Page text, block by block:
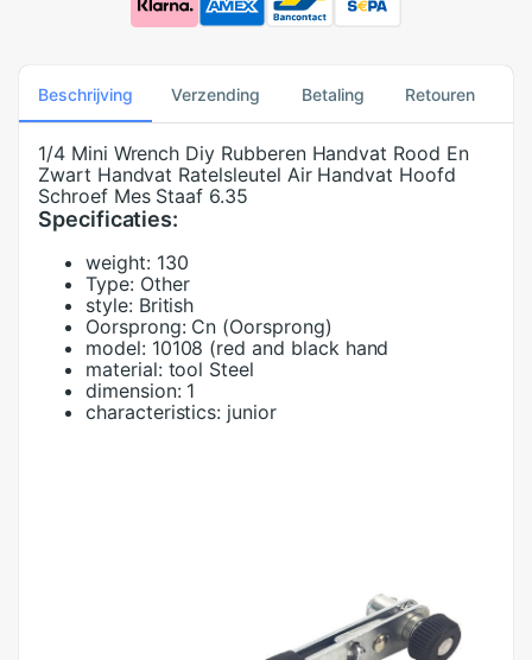
Beschrijving Verzending Betaling Retouren
1/4 Mini Wrench Diy Rubberen Handvat Rood En
Zwart Handvat Ratelsleutel Air Handvat Hoofd
Schroef Mes Staaf 6.35
Specificaties:
weight: 130
Type: Other
style: British
Oorsprong: Cn (Oorsprong)
model: 10108 (red and black hand
material: tool Steel
dimension: 1
characteristics: junior